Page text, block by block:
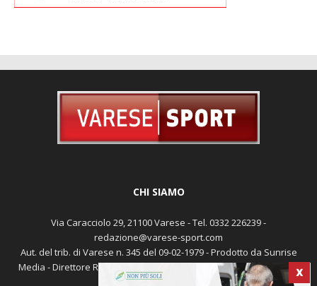
X
CHI SIAMO
Via Caracciolo 29, 21100 Varese - Tel. 0332 226239 -
redazione@varese-sport.com
Aut. del trib. di Varese n. 345 del 09-02-1979 - Prodotto da Sunrise
Media - Direttore Responsabile: Michele Marocco -Cookie policy
Pubblicità